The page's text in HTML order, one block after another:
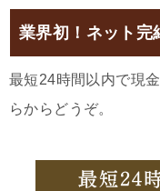
業界初！ネット完
最短24時間以内で現
らからどうぞ。